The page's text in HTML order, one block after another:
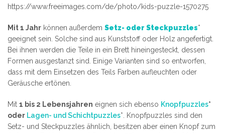
https://www.freeimages.com/de/photo/kids-puzzle-1570275
Mit 1 Jahr können außerdem Setz- oder Steckpuzzles*
geeignet sein. Solche sind aus Kunststoff oder Holz angefertigt.
Bei ihnen werden die Teile in ein Brett hineingesteckt, dessen
Formen ausgestanzt sind. Einige Varianten sind so entworfen,
dass mit dem Einsetzen des Teils Farben aufleuchten oder
Geräusche ertönen.
Mit 1 bis 2 Lebensjahren eignen sich ebenso Knopfpuzzles*
oder Lagen- und Schichtpuzzles*. Knopfpuzzles sind den
Setz- und Steckpuzzles ähnlich, besitzen aber einen Knopf zum